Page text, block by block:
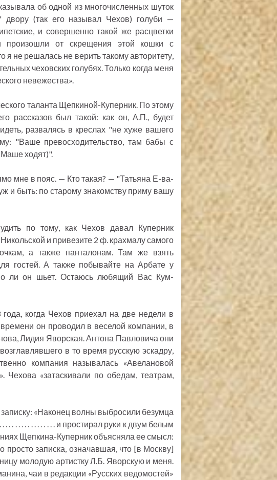
об одной из многочисленных шуток
(так его называл Чехов) голуби —
и совершенно такой же расцветки
от скрещения этой кошки с
не решалась не верить такому авторитету,
чеховских голубях. Только когда меня
невежества».
таланта Щепкиной-Куперник. По этому
рассказов был такой: как он, А.П., будет
развалясь в креслах "не хуже вашего
"Ваше превосходительство, там бабы с
Маше ходят)".
мне в пояс. — Кто такая? — "Татьяна Е-ва-
и быть: по старому знакомству приму вашу
по тому, как Чехов давал Куперник
и привезите 2 ф. крахмалу самого
а также панталонам. Там же взять
гостей. А также побывайте на Арбате у
ли он шьет. Остаюсь любящий Вас Кум-
когда Чехов приехал на две недели в
он проводил в веселой компании, в
Лидия Яворская. Антона Павловича они
в то время русскую эскадру,
компания называлась «Авелановой
Чехова «затаскивали по обедам, театрам,
«Наконец волны выбросили безумца
. . . . . . . . . . . . . . . . . . . . и простирал руки к двум белым
Щепкина-Куперник объясняла ее смысл:
просто записка, означавшая, что [в Москву]
молодую артистку Л.Б. Яворскую и меня.
чаи в редакции «Русских ведомостей»